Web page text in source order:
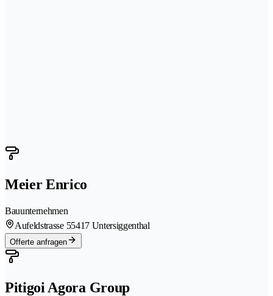
Meier Enrico
Bauunternehmen
Aufeldstrasse 55417 Untersiggenthal
Offerte anfragen
Pitigoi Agora Group